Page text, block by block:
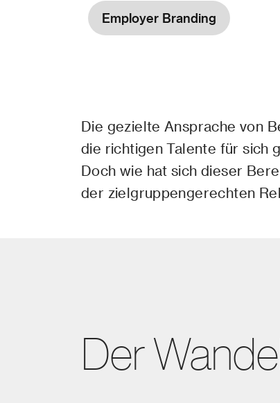
Employer Branding
Die gezielte Ansprache von
die richtigen Talente für sich
Doch wie hat sich dieser
der zielgruppengerechten
Der